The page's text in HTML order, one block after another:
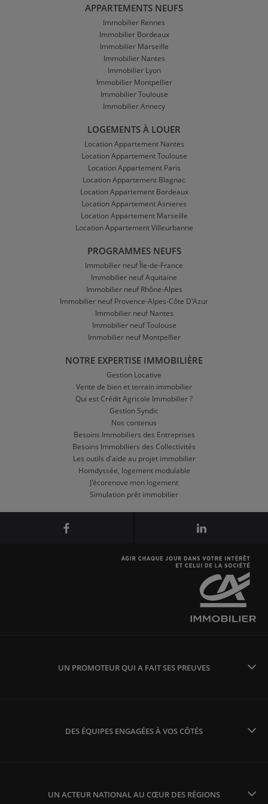
APPARTEMENTS NEUFS
Immobilier Rennes
Immobilier Bordeaux
Immobilier Marseille
Immobilier Nantes
Immobilier Lyon
Immobilier Montpellier
Immobilier Toulouse
Immobilier Annecy
LOGEMENTS À LOUER
Location Appartement Nantes
Location Appartement Toulouse
Location Appartement Paris
Location Appartement Blagnac
Location Appartement Bordeaux
Location Appartement Asnieres
Location Appartement Marseille
Location Appartement Villeurbanne
PROGRAMMES NEUFS
Immobilier neuf Île-de-France
Immobilier neuf Aquitaine
Immobilier neuf Rhône-Alpes
Immobilier neuf Provence-Alpes-Côte D'Azur
Immobilier neuf Nantes
Immobilier neuf Toulouse
Immobilier neuf Montpellier
NOTRE EXPERTISE IMMOBILIÈRE
Gestion Locative
Vente de bien et terrain immobilier
Qui est Crédit Agricole Immobilier ?
Gestion Syndic
Nos contenus
Besoins Immobiliers des Entreprises
Besoins Immobiliers des Collectivités
Les outils d'aide au projet immobilier
Homdyssée, logement modulable
J'écorenove mon logement
Simulation prêt immobilier
UN PROMOTEUR QUI A FAIT SES PREUVES
DES ÉQUIPES ENGAGÉES À VOS CÔTÉS
UN ACTEUR NATIONAL AU CŒUR DES RÉGIONS